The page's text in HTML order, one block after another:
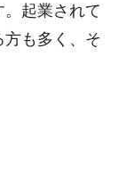
起業されて
も多く、そ